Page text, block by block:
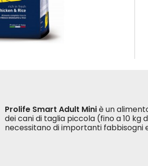
Prolife Smart Adult Miniè un
dei cani di taglia piccola (fino a 10
necessitano di importanti fabbisogni